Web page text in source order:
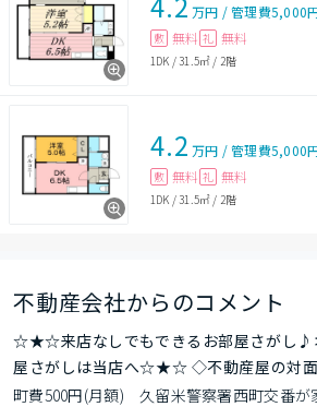
万円 /管理費5,000
敷 無料 礼 無料
1DK /31.5㎡ / 2階
4.2 万円 /管理費5,000
敷 無料 礼 無料
1DK /31.5㎡ / 2階
不動産会社からのコメント
☆★☆来店なしでもできるお部屋さがし♪
屋さがしは当店へ☆★☆ ◇不動産屋の対
町費500円(月額)　久留米警察署西町交番